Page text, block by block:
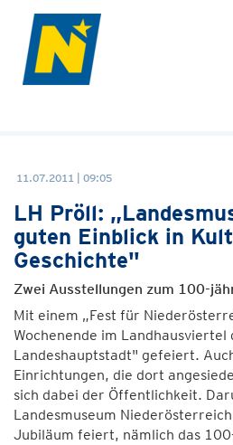
11.07.2011 | 09:05
LH Pröll:
guten Einblick in
Geschichte"
Zwei Ausstellungen zum 100-
Mit einem „Fest für
Wochenende im
Landeshauptstadt" gefeiert.
Einrichtungen, die dort
sich dabei der Öffentlichkeit.
Landesmuseum
Jubiläum feiert, nämlich das